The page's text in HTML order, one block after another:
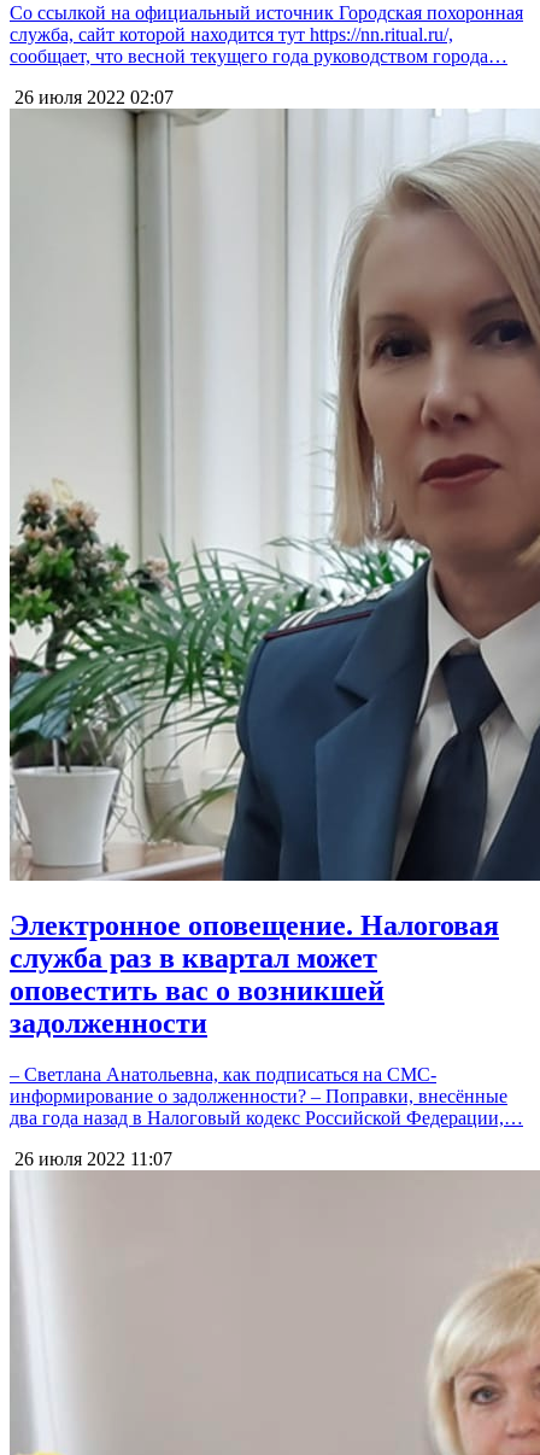
Со ссылкой на официальный источник Городская похоронная
служба, сайт которой находится тут https://nn.ritual.ru/,
сообщает, что весной текущего года руководством города…
26 июля 2022 02:07
Электронное оповещение. Налоговая
служба раз в квартал может
оповестить вас о возникшей
задолженности
– Светлана Анатольевна, как подписаться на СМС-
информирование о задолженности? – Поправки, внесённые
два года назад в Налоговый кодекс Российской Федерации,…
26 июля 2022 11:07